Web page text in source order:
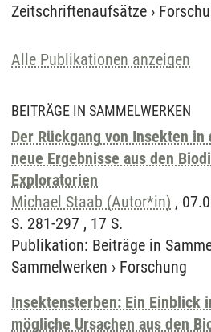
Zeitschriftenaufsätze ›
Alle Publikationen anzeigen
BEITRÄGE IN SAMMELWERKEN
Der Rückgang von Insekten
neue Ergebnisse aus den
Exploratorien
Michael Staab (Autor*in) ,
S. 281-297 , 17 S.
Publikation: Beiträge in
Sammelwerken › Forschung
Insektensterben: Ein Einblick
mögliche Ursachen aus den